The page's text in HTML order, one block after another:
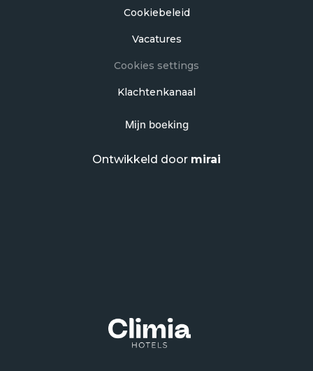
Cookiebeleid
Vacatures
Cookies settings
Klachtenkanaal
Mijn boeking
Ontwikkeld door mirai